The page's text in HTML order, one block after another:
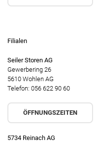
Filialen
Seiler Storen AG
Gewerbering 26
5610 Wohlen AG
Telefon: 056 622 90 60
ÖFFNUNGSZEITEN
5734 Reinach AG